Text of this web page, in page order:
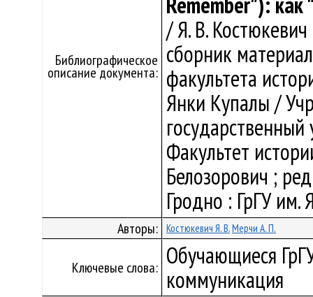
Библиографическое
описание документа:
/ Я. В. Костюкевич
сборник
факультета
Янки Купалы /
Факультет
Белозорович ;
Гродно : ГрГУ
Авторы: Костюкевич Я. В.Мерчи А. П.
Ключевые слова: Обучающиеся
коммуникация